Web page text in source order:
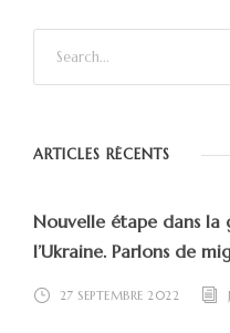
ARTICLES RÉCENTS
Nouvelle étape dans la
l’Ukraine. Parlons de
27 SEPTEMBRE 2022